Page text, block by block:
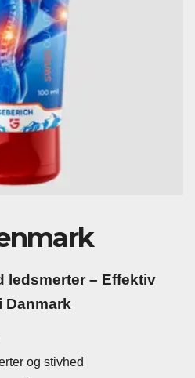
ledsmerter – Effektiv
Danmark
og stivhed